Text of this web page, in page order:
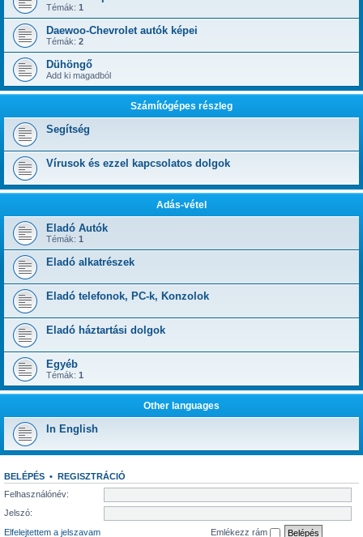
Témák: 1
Daewoo-Chevrolet autók képei
Témák: 2
Dühöngő
Add ki magadból
Számítógépes részleg
Segítség
Vírusok és ezzel kapcsolatos dolgok
Adás-vétel
Eladó Autók
Témák: 1
Eladó alkatrészek
Eladó telefonok, PC-k, Konzolok
Eladó háztartási dolgok
Egyéb
Témák: 1
Other languages
In English
BELÉPÉS • REGISZTRÁCIÓ
Felhasználónév:
Jelszó:
Elfelejtettem a jelszavam
Emlékezz rám